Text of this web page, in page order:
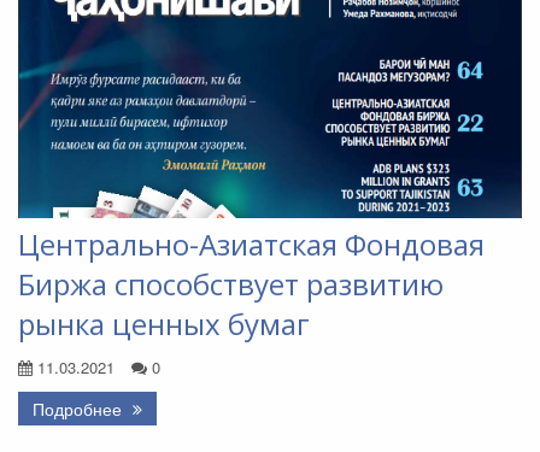
Центрально-Азиатская Фондовая
Биржа способствует развитию
рынка ценных бумаг
11.03.2021 0
Подробнее